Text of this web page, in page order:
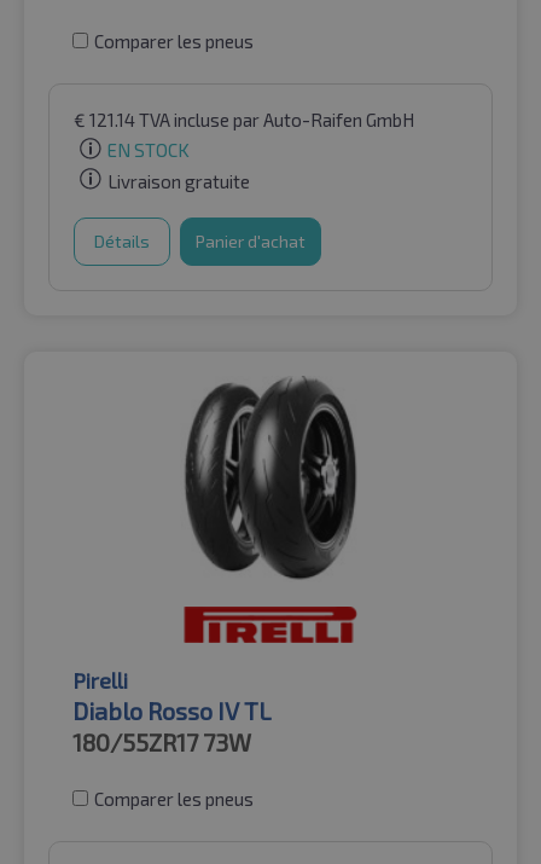
Comparer les pneus
€ 121.14TVA incluse par Auto-Raifen GmbH
EN STOCK
Livraison gratuite
Détails Panier d'achat
Pirelli
Diablo Rosso IV TL
180/55ZR17 73W
Comparer les pneus